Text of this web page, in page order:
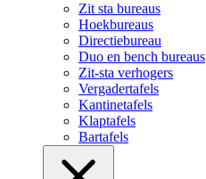
Zit sta bureaus
Hoekbureaus
Directiebureau
Duo en bench bureaus
Zit-sta verhogers
Vergadertafels
Kantinetafels
Klaptafels
Bartafels